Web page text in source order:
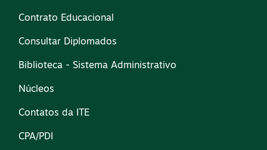
Contrato Educacional
Consultar Diplomados
Biblioteca - Sistema Administrativo
Núcleos
Contatos da ITE
CPA/PDI